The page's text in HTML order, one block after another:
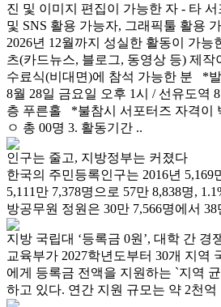
진 및 이미지 편집이 가능한 자 - 타
및 SNS 활용 가능자, 그래픽툴 활용
2026년 12월까지 성실한 활동이 가능
츠(카드뉴스, 블로그, 동영상 등) 제작
수료식(비대면)에 참석 가능한 분 *발
8월 28일 금요일 오후 1시 / 선유도역
층 푸른홀 *불참시 서포터즈 자격이
ㅇ 총 00명 3. 활동기간 ..
인구는 줄고, 지방정부는 커졌다
한국의 주민등록인구는 2016년 5,169
5,111만 7,378명으로 57만 8,838명,
방공무원 정원은 30만 7,566명에서 38
지방 국립대 ‘등록금 0원’, 대학 간 경
교육부가 2027학년도부터 30개 지역
에게 등록금 전액을 지원하는 `지역
하고 있다. 연간 지원 규모는 약 2천억